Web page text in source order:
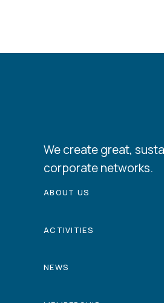
We create great,
corporate networks.
ABOUT US
ACTIVITIES
NEWS